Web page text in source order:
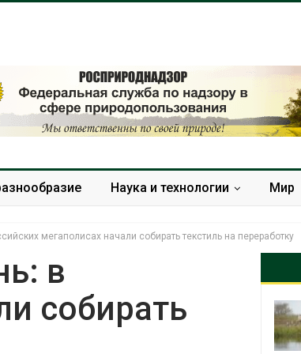
Наука и технологии Мир
мегаполисах начали собирать текстиль на переработку
в
собиратьКамчатские северные
олени набирают вес
перед осенней миграцией